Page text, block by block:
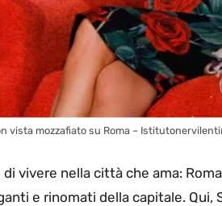
vista mozzafiato su Roma –
vivere nella città che ama:
e rinomati della capitale. Qui,